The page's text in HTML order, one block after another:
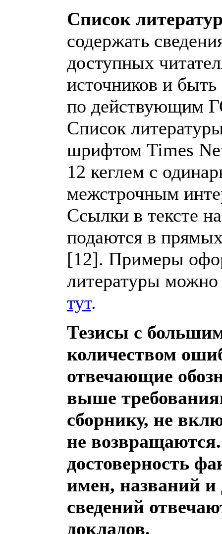
Список
содержать
доступных
источников и
по действующим
Список
шрифтом Times
12 кеглем с
межстрочным
Ссылки в тексте
подаются в
[12]. Примеры
литературы можно
тут.
Тезисы с
количеством
отвечающие
выше
сборнику, не
не
достоверность
имен, названий и
сведений
докладов.